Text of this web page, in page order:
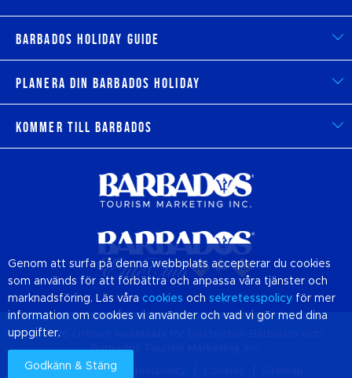
Barbados Holiday Guide
Planera din Barbados Holiday
Kommer till Barbados
© 2026 Officiell webbplats för Destination
Barbados Tourism Marketing, Inc.
Om oss Sekretesspolicy
Genom att surfa på denna webbplats accepterar du cookies
som används för att förbättra och anpassa våra tjänster och
marknadsföring. Läs våra cookies och sekretesspolicy för mer
information om cookies vi använder och vad vi gör med dina
uppgifter.
Godkänn & Stäng